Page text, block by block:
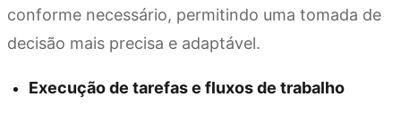
conforme necessário, permitindo uma tomada de
decisão mais precisa e adaptável.
Execução de tarefas e fluxos de trabalho